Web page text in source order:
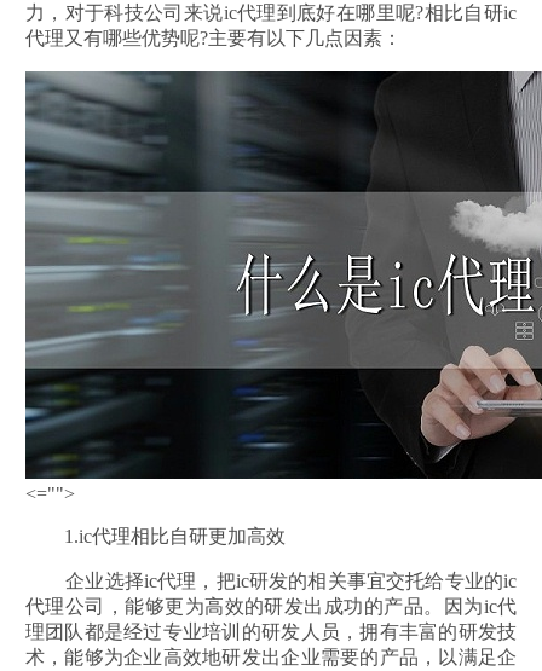
力，对于科技公司来说ic代理到底好在哪里呢?相比自研ic
代理又有哪些优势呢?主要有以下几点因素：
<="">
1.ic代理相比自研更加高效
企业选择ic代理，把ic研发的相关事宜交托给专业的ic
代理公司，能够更为高效的研发出成功的产品。因为ic代
理团队都是经过专业培训的研发人员，拥有丰富的研发技
术，能够为企业高效地研发出企业需要的产品，以满足企